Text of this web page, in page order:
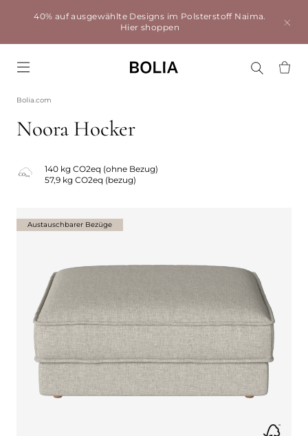
40% auf ausgewählte Designs im Polsterstoff Naima.
Hier shoppen
Bolia.com
Noora Hocker
140 kg CO2eq (ohne Bezug)
57,9 kg CO2eq (bezug)
Austauschbarer Bezüge